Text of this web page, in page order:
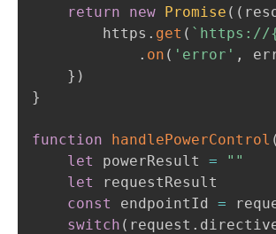
return
new Promise ( (
        https
. get ( ` https://
. on ( 'error' ,
} )
}
function handlePowerControl (
let
powerResult =
""
let
requestResult
const
endpointId =
switch ( request .